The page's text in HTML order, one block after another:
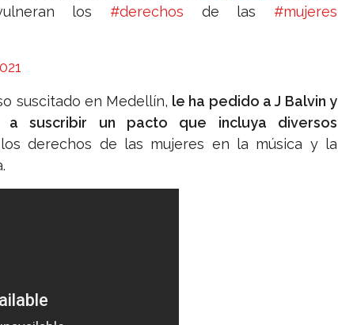
los #derechos de las #mujeres
suscitado en Medellín, le ha pedido a J Balvin y
a suscribir un pacto que incluya diversos
derechos de las mujeres en la música y la